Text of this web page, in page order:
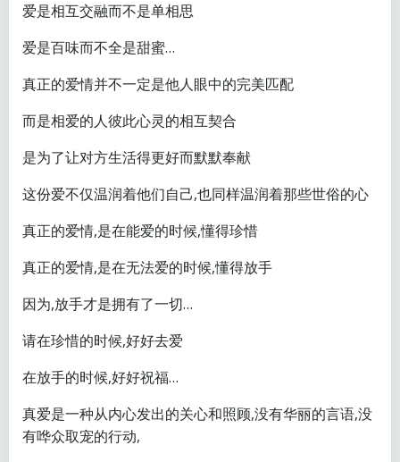
爱是相互交融而不是单相思
爱是百味而不全是甜蜜…
真正的爱情并不一定是他人眼中的完美匹配
而是相爱的人彼此心灵的相互契合
是为了让对方生活得更好而默默奉献
这份爱不仅温润着他们自己,也同样温润着那些世俗的心
真正的爱情,是在能爱的时候,懂得珍惜
真正的爱情,是在无法爱的时候,懂得放手
因为,放手才是拥有了一切…
请在珍惜的时候,好好去爱
在放手的时候,好好祝福…
真爱是一种从内心发出的关心和照顾,没有华丽的言语,没
有哗众取宠的行动,